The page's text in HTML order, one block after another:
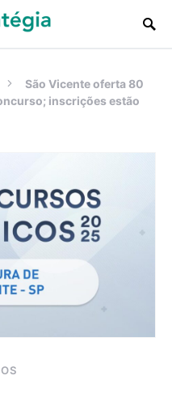
São Vicente oferta 80
inscrições estão